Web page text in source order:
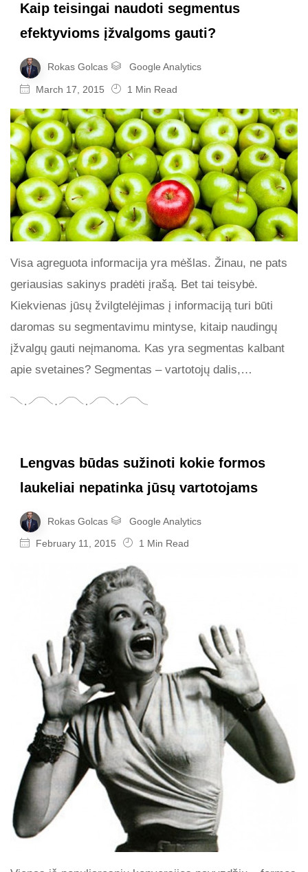
Kaip teisingai naudoti segmentus
efektyvioms įžvalgoms gauti?
Rokas Golcas Google Analytics
March 17, 2015 1 Min Read
Visa agreguota informacija yra mėšlas. Žinau, ne pats
geriausias sakinys pradėti įrašą. Bet tai teisybė.
Kiekvienas jūsų žvilgtelėjimas į informaciją turi būti
daromas su segmentavimu mintyse, kitaip naudingų
įžvalgų gauti neįmanoma. Kas yra segmentas kalbant
apie svetaines? Segmentas – vartotojų dalis,…
Lengvas būdas sužinoti kokie formos
laukeliai nepatinka jūsų vartotojams
Rokas Golcas Google Analytics
February 11, 2015 1 Min Read